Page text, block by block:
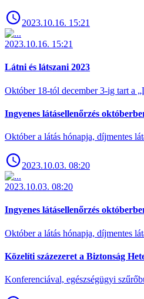
2023.10.16. 15:21
2023.10.16. 15:21
Látni és látszani 2023
Október 18-tól december 3-ig tart a
Ingyenes látásellenőrzés
Október a látás hónapja, díjmentes
2023.10.03. 08:20
2023.10.03. 08:20
Ingyenes látásellenőrzés
Október a látás hónapja, díjmentes
Közelíti százezeret a Biztonság
Konferenciával, egészségügyi